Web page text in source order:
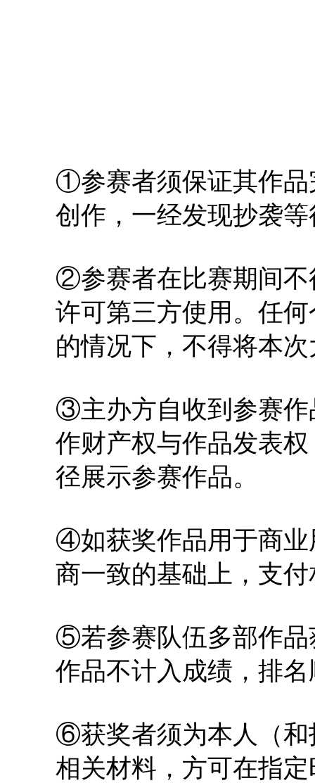
①参赛者须保证其作品
创作，一经发现抄袭
②参赛者在比赛期间不
许可第三方使用。任
的情况下，不得将本
③主办方自收到参赛作
作财产权与作品发表
径展示参赛作品。
④如获奖作品用于商业
商一致的基础上，支
⑤若参赛队伍多部作品
作品不计入成绩，排
⑥获奖者须为本人（和
相关材料，方可在指